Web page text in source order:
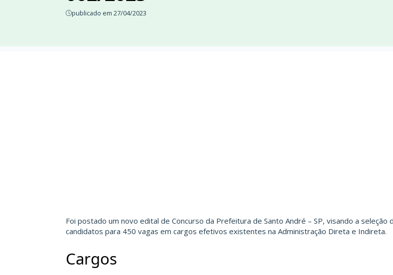
publicado em 27/04/2023
Foi postado um novo edital de Concurso da Prefeitura de Santo André – SP, visando a seleção
candidatos para 450 vagas em cargos efetivos existentes na Administração Direta e Indireta.
Cargos